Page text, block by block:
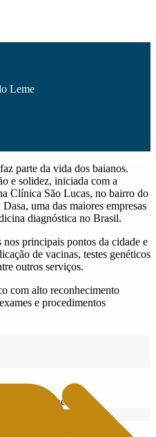
Leme
parte da vida dos baianos.
e solidez, iniciada com a
Clínica São Lucas, no bairro do
uma das maiores empresas
diagnóstica no Brasil.
nos principais pontos da cidade e
de vacinas, testes genéticos
outros serviços.
com alto reconhecimento
e procedimentos
e genéticos